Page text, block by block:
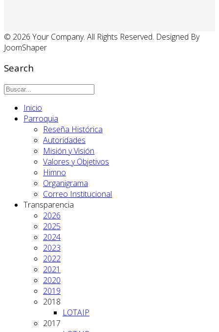
© 2026 Your Company. All Rights Reserved. Designed By
JoomShaper
Search
Inicio
Parroquia
Reseña Histórica
Autoridades
Misión y Visión
Valores y Objetivos
Himno
Organigrama
Correo Institucional
Transparencia
2026
2025
2024
2023
2022
2021
2020
2019
2018
LOTAIP
2017